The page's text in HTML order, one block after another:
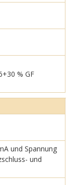
% GF
und Spannung
und